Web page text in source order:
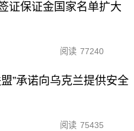
证保证金国家名单扩大
阅读 77240
”承诺向乌克兰提供安全
阅读 75435